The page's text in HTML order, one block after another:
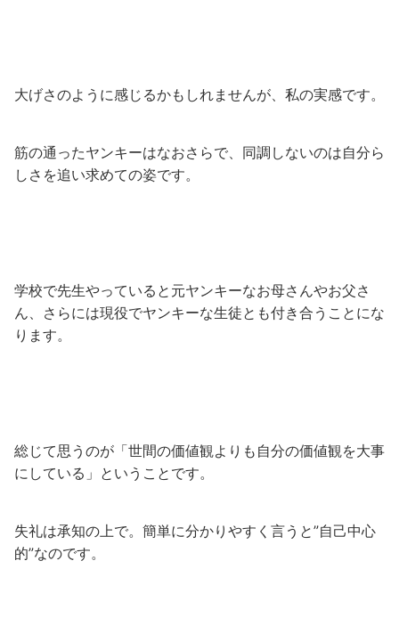
大げさのように感じるかもしれませんが、私の実感です。
筋の通ったヤンキーはなおさらで、同調しないのは自分ら
しさを追い求めての姿です。
学校で先生やっていると元ヤンキーなお母さんやお父さ
ん、さらには現役でヤンキーな生徒とも付き合うことにな
ります。
総じて思うのが「世間の価値観よりも自分の価値観を大事
にしている」ということです。
失礼は承知の上で。簡単に分かりやすく言うと”自己中心
的”なのです。